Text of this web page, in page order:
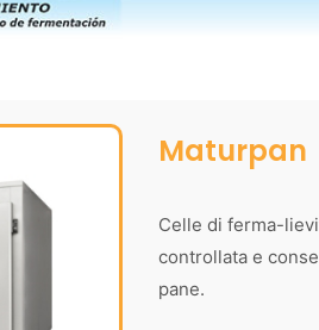
Maturpan
Celle di ferma-
controllata e
pane.